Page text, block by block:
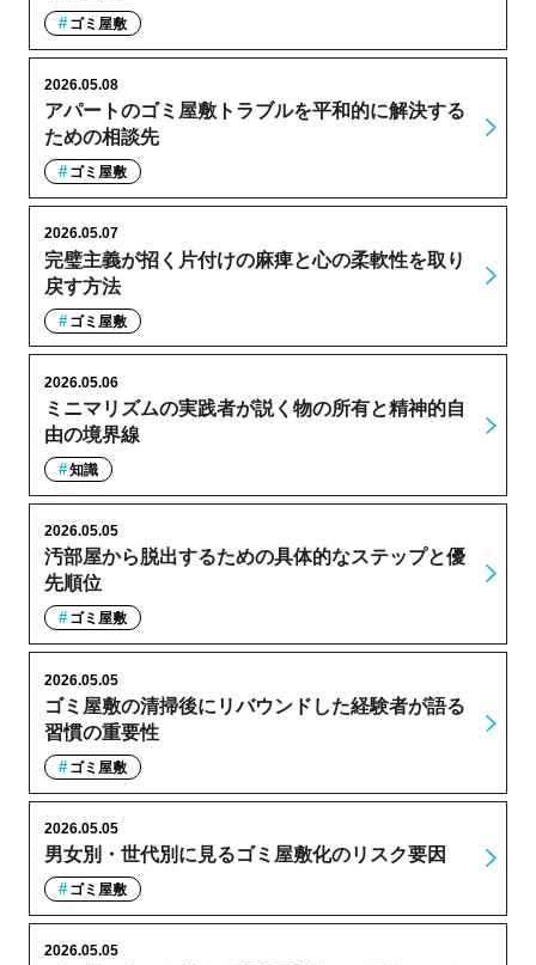
ゴミ屋敷
アパートのゴミ屋敷トラブルを平和的に解決する
ための相談先
2026.05.08
ゴミ屋敷
完璧主義が招く片付けの麻痺と心の柔軟性を取り
戻す方法
2026.05.07
ゴミ屋敷
ミニマリズムの実践者が説く物の所有と精神的自
由の境界線
2026.05.06
知識
汚部屋から脱出するための具体的なステップと優
先順位
2026.05.05
ゴミ屋敷
ゴミ屋敷の清掃後にリバウンドした経験者が語る
習慣の重要性
2026.05.05
ゴミ屋敷
男女別・世代別に見るゴミ屋敷化のリスク要因
2026.05.05
ゴミ屋敷
2026.05.05